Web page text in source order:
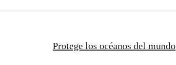
Protege los océanos del mundo